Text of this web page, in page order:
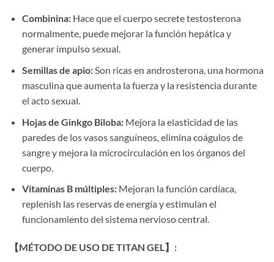
Combinina:​​ Hace que el cuerpo secrete testosterona
normalmente, puede mejorar la función hepática y
generar impulso sexual.
Semillas de apio:​​ Son ricas en androsterona, una hormona
masculina que aumenta la fuerza y la resistencia durante
el acto sexual.
Hojas de Ginkgo Biloba:​​ Mejora la elasticidad de las
paredes de los vasos sanguíneos, elimina coágulos de
sangre y mejora la microcirculación en los órganos del
cuerpo.
Vitaminas B múltiples:​​ Mejoran la función cardíaca,
replenish las reservas de energía y estimulan el
funcionamiento del sistema nervioso central.
​【MÉTODO DE USO DE TITAN GEL】:​